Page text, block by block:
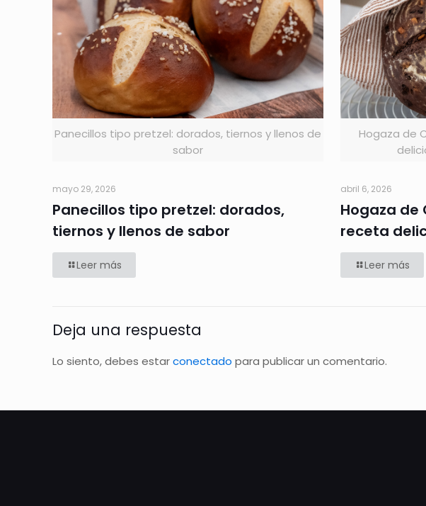
Panecillos tipo pretzel: dorados, tiernos y llenos de
sabor
mayo 29, 2026
Panecillos tipo pretzel: dorados,
tiernos y llenos de sabor
Leer más
Hogaza de
abril 6, 2026
Hogaza de
receta
Leer más
Deja una respuesta
Lo siento, debes estarconectado para publicar un comentario.